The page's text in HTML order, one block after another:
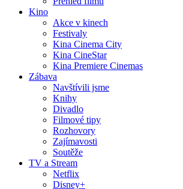
Kino
Akce v kinech
Festivaly
Kina Cinema City
Kina CineStar
Kina Premiere Cinemas
Zábava
Navštívili jsme
Knihy
Divadlo
Filmové tipy
Rozhovory
Zajímavosti
Soutěže
TV a Stream
Netflix
Disney+